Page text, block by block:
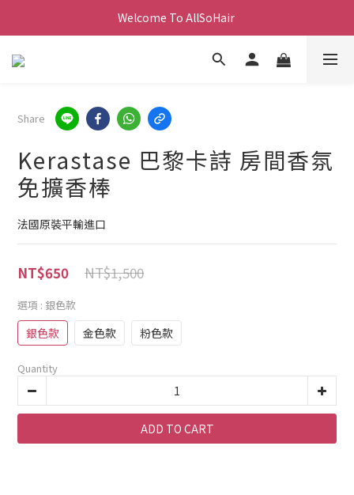
Welcome To AllSoHair
Share
Kerastase 巴黎卡詩 房間香氛
免擴香棒
法國原裝平輸進口
NT$1,500
NT$650
選項 : 銀色款
銀色款 金色款 粉色款
Quantity
ADD TO CART